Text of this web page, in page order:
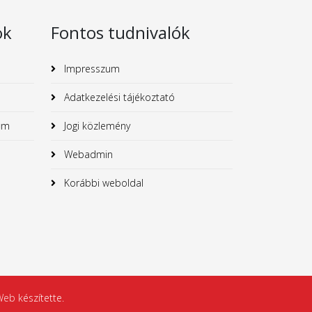
Fontos tudnivalók
Impresszum
Adatkezelési tájékoztató
Jogi közlemény
Webadmin
Korábbi weboldal
készítette.